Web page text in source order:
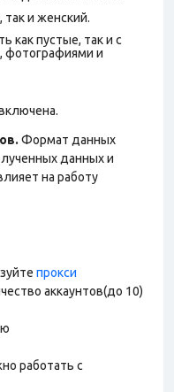
и женский.
как пустые, так и с
фотографиями и
Формат данных
данных и
на работу
прокси
аккаунтов(до 10)
работать с